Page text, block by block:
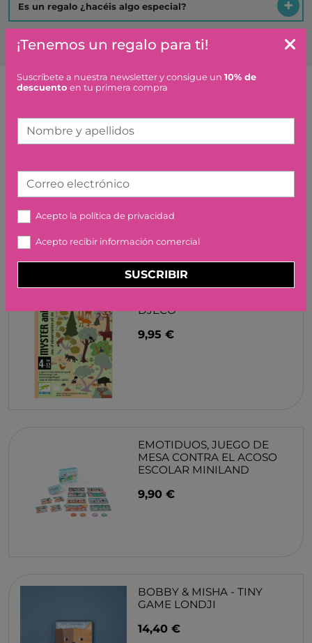
Es un regalo ¿hacéis algo especial?
DJECO
9,95 €
EMOTIDUOS, JUEGO DE
MESA CONTRA EL ACOSO
ESCOLAR MINILAND
9,90 €
BOBBY & MISHA - TINY
GAME LONDJI
14,40 €
¡Tenemos un regalo para ti!
Suscríbete a nuestra newsletter y consigue un 10% de
descuento en tu primera compra
Nombre y apellidos
Correo electrónico
Acepto la política de privacidad
Acepto recibir información comercial
SUSCRIBIR